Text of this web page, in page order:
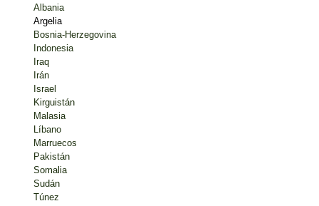
Albania
Argelia
Bosnia-Herzegovina
Indonesia
Iraq
Irán
Israel
Kirguistán
Malasia
Líbano
Marruecos
Pakistán
Somalia
Sudán
Túnez